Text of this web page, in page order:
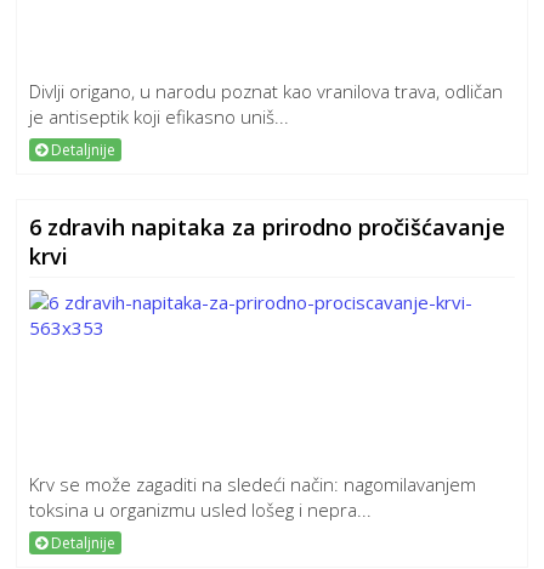
Divlji origano, u narodu poznat kao vranilova trava, odličan
je antiseptik koji efikasno uniš...
Detaljnije
6 zdravih napitaka za prirodno pročišćavanje
krvi
Krv se može zagaditi na sledeći način: nagomilavanjem
toksina u organizmu usled lošeg i nepra...
Detaljnije